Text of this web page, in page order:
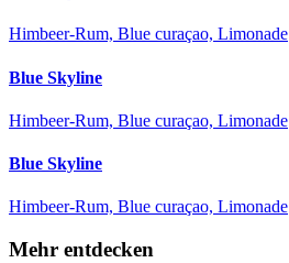
Himbeer-Rum, Blue curaçao, Limonade
Blue Skyline
Himbeer-Rum, Blue curaçao, Limonade
Blue Skyline
Himbeer-Rum, Blue curaçao, Limonade
Mehr entdecken